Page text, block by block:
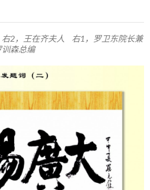
2，王在齐夫人 右1，罗卫东院长兼
森总编